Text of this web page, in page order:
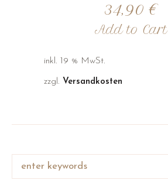
34,90 €
Add to Cart
inkl. 19 % MwSt.
zzgl. Versandkosten